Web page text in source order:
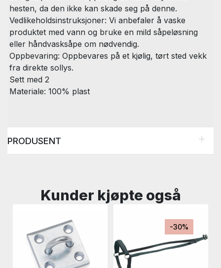
hesten, da den ikke kan skade seg på denne.
Vedlikeholdsinstruksjoner: Vi anbefaler å vaske
produktet med vann og bruke en mild såpeløsning
eller håndvasksåpe om nødvendig.
Oppbevaring: Oppbevares på et kjølig, tørt sted vekk
fra direkte sollys.
Sett med 2
Materiale: 100% plast
PRODUSENT
Kunder kjøpte også
-30%